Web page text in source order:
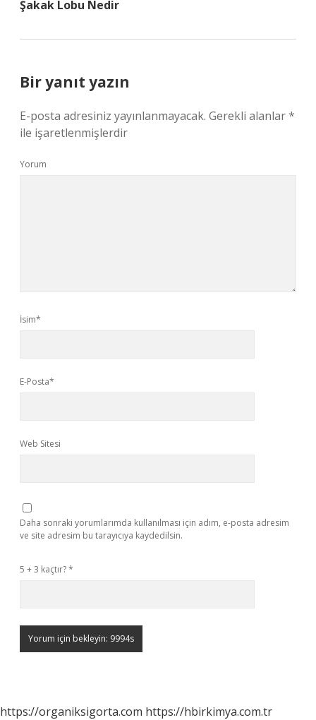
Şakak Lobu Nedir
Bir yanıt yazın
E-posta adresiniz yayınlanmayacak. Gerekli alanlar*
ile işaretlenmişlerdir
Yorum
İsim*
E-Posta*
Web Sitesi
Daha sonraki yorumlarımda kullanılması için adım, e-posta adresim
ve site adresim bu tarayıcıya kaydedilsin.
5 + 3 kaçtır?*
https://organiksigorta.com https://hbirkimya.com.tr